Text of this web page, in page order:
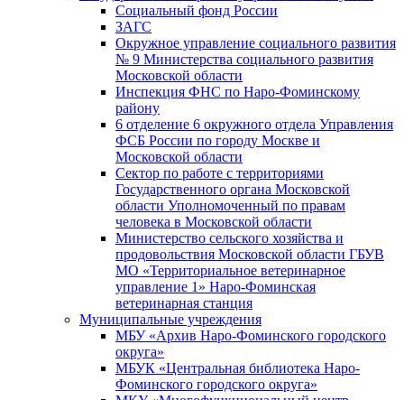
Социальный фонд России
ЗАГC
Окружное управление социального развития
№ 9 Министерства социального развития
Московской области
Инспекция ФНС по Наро-Фоминскому
району
6 отделение 6 окружного отдела Управления
ФСБ России по городу Москве и
Московской области
Сектор по работе с территориями
Государственного органа Московской
области Уполномоченный по правам
человека в Московской области
Министерство сельского хозяйства и
продовольствия Московской области ГБУВ
МО «Территориальное ветеринарное
управление 1» Наро-Фоминская
ветеринарная станция
Муниципальные учреждения
МБУ «Архив Наро-Фоминского городского
округа»
МБУК «Центральная библиотека Наро-
Фоминского городского округа»